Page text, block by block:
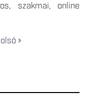
szakmai, online
»